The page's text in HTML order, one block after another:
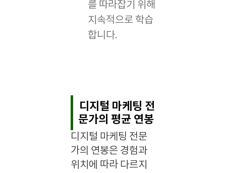
를 따라잡기 위해
지속적으로 학습
합니다.
디지털 마케팅 전
문가의 평균 연봉
디지털 마케팅 전문
가의 연봉은 경험과
위치에 따라 다르지